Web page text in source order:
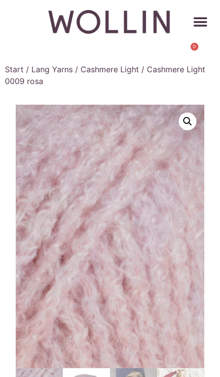
0
Start / Lang Yarns / Cashmere Light / Cashmere Light
0009 rosa